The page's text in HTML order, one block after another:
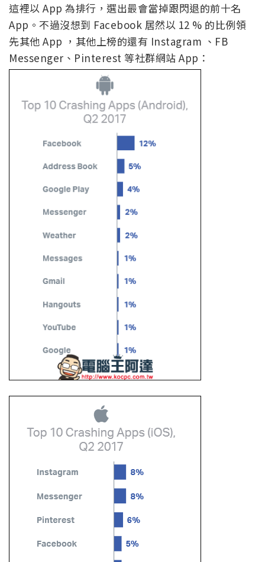
這裡以 App 為排行，選出最會當掉跟閃退的前十名
App。不過沒想到 Facebook 居然以 12 % 的比例領
先其他 App ，其他上榜的還有 Instagram 、FB
Messenger、Pinterest 等社群網站 App：